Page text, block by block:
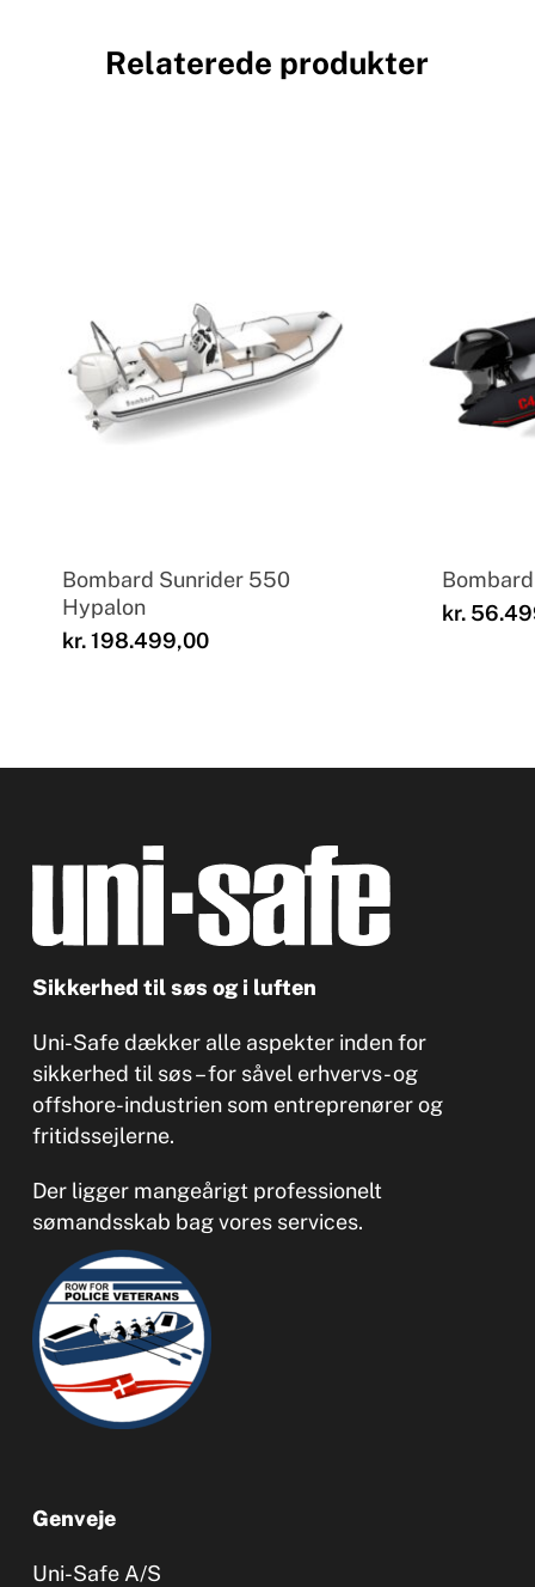
Relaterede produkter
Bombard Sunrider 550
Hypalon
kr.198.499,00
kr.
Sikkerhed til søs og i luften
Uni-Safe dækker alle aspekter inden for
sikkerhed til søs – for såvel erhvervs- og
offshore-industrien som entreprenører og
fritidssejlerne.
Der ligger mangeårigt professionelt
sømandsskab bag vores services.
Genveje
Uni-Safe A/S